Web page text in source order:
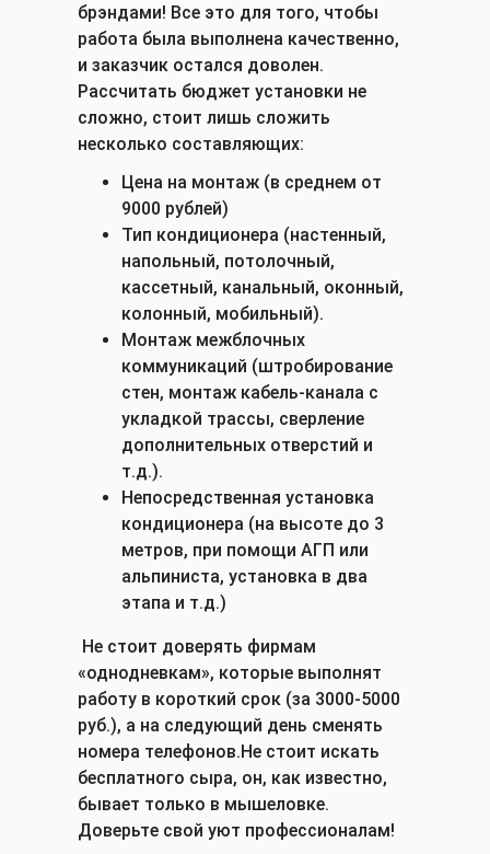
брэндами! Все это для того, чтобы
работа была выполнена качественно,
и заказчик остался доволен.
Рассчитать бюджет установки не
сложно, стоит лишь сложить
несколько составляющих:
Цена на монтаж (в среднем от
9000 рублей)
Тип кондиционера (настенный,
напольный, потолочный,
кассетный, канальный, оконный,
колонный, мобильный).
Монтаж межблочных
коммуникаций (штробирование
стен, монтаж кабель-канала с
укладкой трассы, сверление
дополнительных отверстий и
т.д.).
Непосредственная установка
кондиционера (на высоте до 3
метров, при помощи АГП или
альпиниста, установка в два
этапа и т.д.)
Не стоит доверять фирмам
«однодневкам», которые выполнят
работу в короткий срок (за 3000-5000
руб.), а на следующий день сменять
номера телефонов.Не стоит искать
бесплатного сыра, он, как известно,
бывает только в мышеловке.
Доверьте свой уют профессионалам!